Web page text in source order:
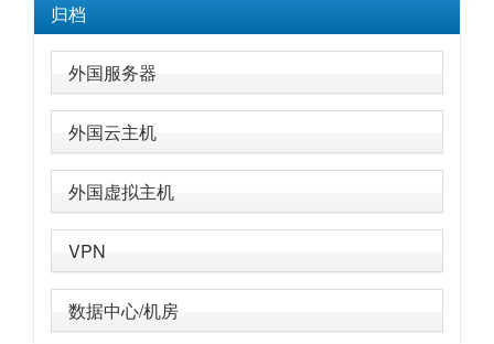
归档
外国服务器
外国云主机
外国虚拟主机
VPN
数据中心/机房